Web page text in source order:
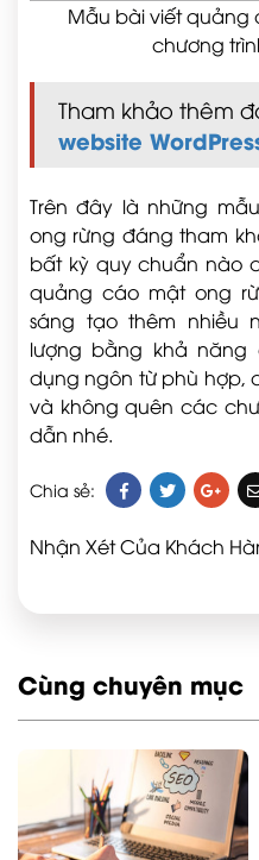
Mẫu bài viết quảng
chương
Tham khảo thêm
website
Trên đây là những
ong rừng đáng tham
bất kỳ quy chuẩn nào
quảng cáo mật ong
sáng tạo thêm nhiều
lượng bằng khả năng
dụng ngôn từ phù hợp,
và không quên các
dẫn nhé.
Chia sẻ:
Nhận Xét Của Khách
Cùng chuyên mục